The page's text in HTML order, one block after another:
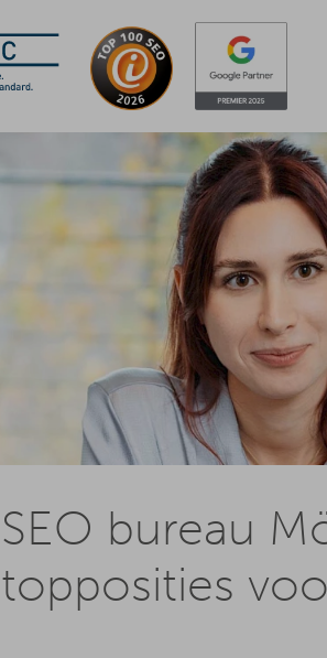
SEO bureau
topposities